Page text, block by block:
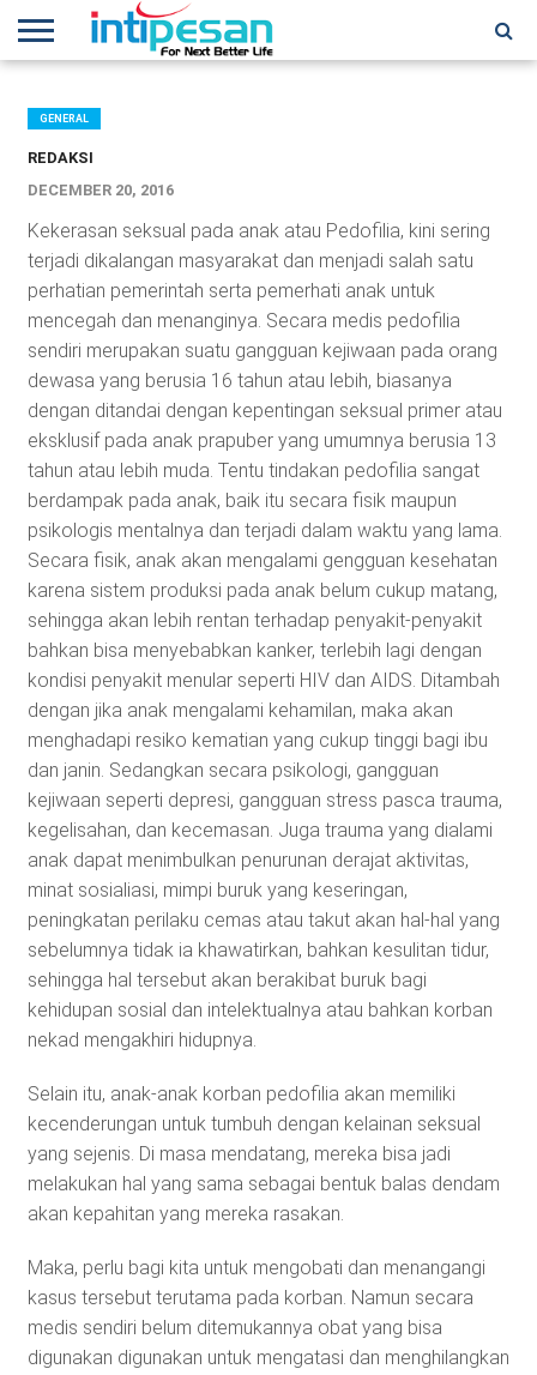
NEWS
CONFERENCES
TRAINING
IPSHOW
EVENT
IP
NETWORK
MORE
GENERAL
REDAKSI
DECEMBER 20, 2016
Kekerasan seksual pada anak atau Pedofilia, kini sering
terjadi dikalangan masyarakat dan menjadi salah satu
perhatian pemerintah serta pemerhati anak untuk
mencegah dan menanginya. Secara medis pedofilia
sendiri merupakan suatu gangguan kejiwaan pada orang
dewasa yang berusia 16 tahun atau lebih, biasanya
dengan ditandai dengan kepentingan seksual primer atau
eksklusif pada anak prapuber yang umumnya berusia 13
tahun atau lebih muda. Tentu tindakan pedofilia sangat
berdampak pada anak, baik itu secara fisik maupun
psikologis mentalnya dan terjadi dalam waktu yang lama.
Secara fisik, anak akan mengalami gengguan kesehatan
karena sistem produksi pada anak belum cukup matang,
sehingga akan lebih rentan terhadap penyakit-penyakit
bahkan bisa menyebabkan kanker, terlebih lagi dengan
kondisi penyakit menular seperti HIV dan AIDS. Ditambah
dengan jika anak mengalami kehamilan, maka akan
menghadapi resiko kematian yang cukup tinggi bagi ibu
dan janin. Sedangkan secara psikologi, gangguan
kejiwaan seperti depresi, gangguan stress pasca trauma,
kegelisahan, dan kecemasan. Juga trauma yang dialami
anak dapat menimbulkan penurunan derajat aktivitas,
minat sosialiasi, mimpi buruk yang keseringan,
peningkatan perilaku cemas atau takut akan hal-hal yang
sebelumnya tidak ia khawatirkan, bahkan kesulitan tidur,
sehingga hal tersebut akan berakibat buruk bagi
kehidupan sosial dan intelektualnya atau bahkan korban
nekad mengakhiri hidupnya.
Selain itu, anak-anak korban pedofilia akan memiliki
kecenderungan untuk tumbuh dengan kelainan seksual
yang sejenis. Di masa mendatang, mereka bisa jadi
melakukan hal yang sama sebagai bentuk balas dendam
akan kepahitan yang mereka rasakan.
Maka, perlu bagi kita untuk mengobati dan menangangi
kasus tersebut terutama pada korban. Namun secara
medis sendiri belum ditemukannya obat yang bisa
digunakan digunakan untuk mengatasi dan menghilangkan